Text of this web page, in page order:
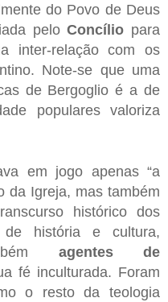
do Povo de Deus
peloConcílio para
inter-relação com os
Note-se que uma
de Bergoglio é a de
populares valoriza
em jogo apenas “a
da Igreja, mas também
histórico dos
de história e cultura,
agentes de
fé inculturada. Foram
o resto da teologia